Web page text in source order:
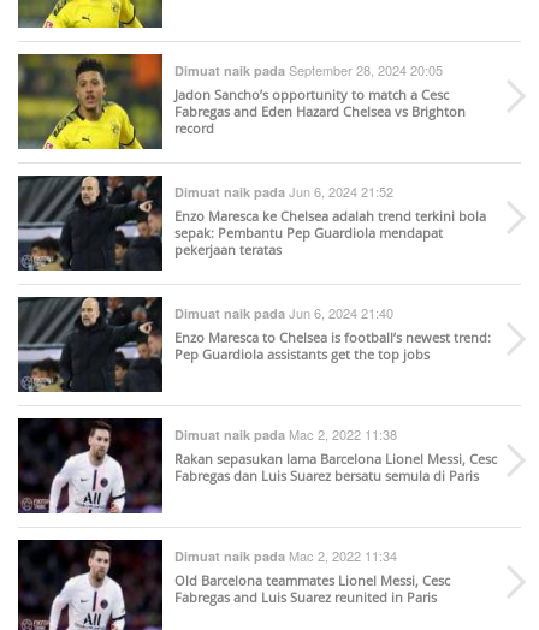
Dimuat naik pada September 28, 2024 20:05
Jadon Sancho’s opportunity to match a Cesc
Fabregas and Eden Hazard Chelsea vs Brighton
record
Dimuat naik pada Jun 6, 2024 21:52
Enzo Maresca ke Chelsea adalah trend terkini bola
sepak: Pembantu Pep Guardiola mendapat
pekerjaan teratas
Dimuat naik pada Jun 6, 2024 21:40
Enzo Maresca to Chelsea is football’s newest trend:
Pep Guardiola assistants get the top jobs
Dimuat naik pada Mac 2, 2022 11:38
Rakan sepasukan lama Barcelona Lionel Messi, Cesc
Fabregas dan Luis Suarez bersatu semula di Paris
Dimuat naik pada Mac 2, 2022 11:34
Old Barcelona teammates Lionel Messi, Cesc
Fabregas and Luis Suarez reunited in Paris